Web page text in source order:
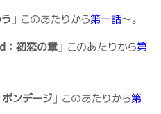
」 このあたりから第一話～。
：初恋の章 」 このあたりから第
ンデージ」 このあたりから第